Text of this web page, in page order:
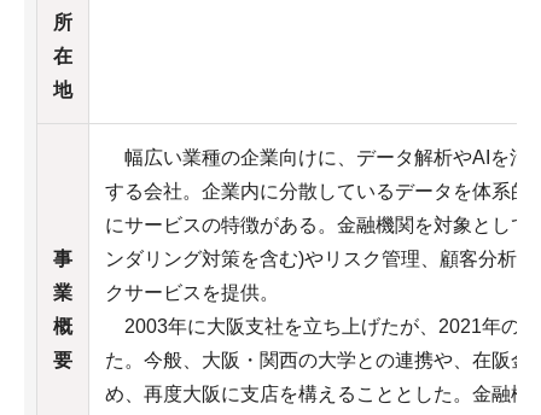
所
在
地
事
業
概
要
幅広い業種の企業向けに、データ解析やAIを活
する会社。企業内に分散しているデータを体系的
にサービスの特徴がある。金融機関を対象として
ンダリング対策を含む)やリスク管理、顧客分析
クサービスを提供。
2003年に大阪支社を立ち上げたが、2021年の
た。今般、大阪・関西の大学との連携や、在阪金
め、再度大阪に支店を構えることとした。金融機